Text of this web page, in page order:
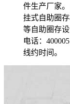
件生产厂家
挂式自助圈
等自助圈存
电话：
线约时间。